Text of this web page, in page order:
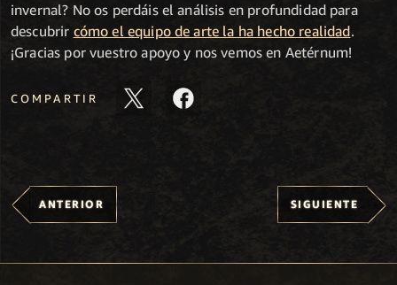
invernal? No os perdáis el análisis en profundidad para
descubrir cómo el equipo de arte la ha hecho realidad.
¡Gracias por vuestro apoyo y nos vemos en Aetérnum!
COMPARTIR
ANTERIOR SIGUIENTE